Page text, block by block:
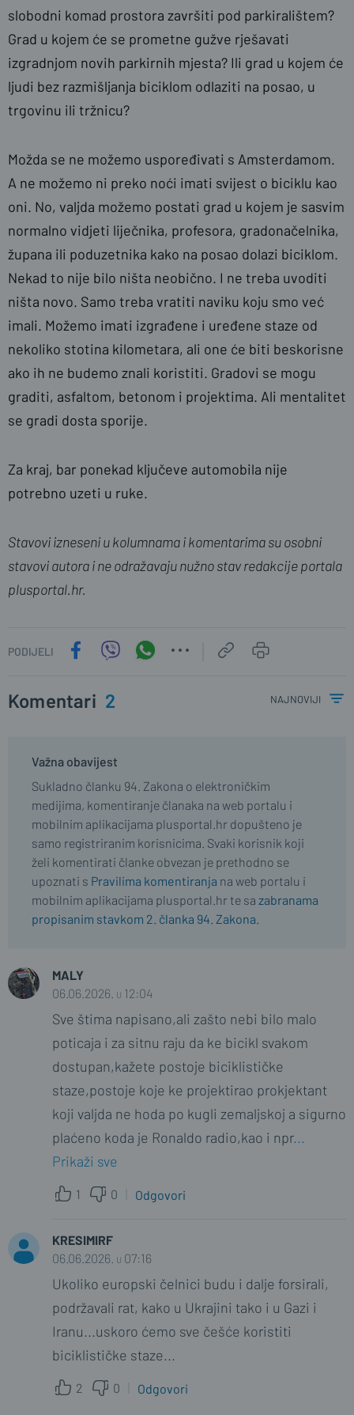
slobodni komad prostora završiti pod parkiralištem?
Grad u kojem će se prometne gužve rješavati
izgradnjom novih parkirnih mjesta? Ili grad u kojem će
ljudi bez razmišljanja biciklom odlaziti na posao, u
trgovinu ili tržnicu?
Možda se ne možemo uspoređivati s Amsterdamom.
A ne možemo ni preko noći imati svijest o biciklu kao
oni. No, valjda možemo postati grad u kojem je sasvim
normalno vidjeti liječnika, profesora, gradonačelnika,
župana ili poduzetnika kako na posao dolazi biciklom.
Nekad to nije bilo ništa neobično. I ne treba uvoditi
ništa novo. Samo treba vratiti naviku koju smo već
imali. Možemo imati izgrađene i uređene staze od
nekoliko stotina kilometara, ali one će biti beskorisne
ako ih ne budemo znali koristiti. Gradovi se mogu
graditi, asfaltom, betonom i projektima. Ali mentalitet
se gradi dosta sporije.
Za kraj, bar ponekad ključeve automobila nije
potrebno uzeti u ruke.
Stavovi izneseni u kolumnama i komentarima su osobni
stavovi autora i ne odražavaju nužno stav redakcije portala
plusportal.hr.
PODIJELI
Komentari 2 najnoviji
Važna obavijest
Sukladno članku 94. Zakona o elektroničkim
medijima, komentiranje članaka na web portalu i
mobilnim aplikacijama plusportal.hr dopušteno je
samo registriranim korisnicima. Svaki korisnik koji
želi komentirati članke obvezan je prethodno se
upoznati s Pravilima komentiranja na web portalu i
mobilnim aplikacijama plusportal.hr te sa zabranama
propisanim stavkom 2. članka 94. Zakona.
MALY
06.06.2026. u 12:04
Sve štima napisano,ali zašto nebi bilo malo
poticaja i za sitnu raju da ke bicikl svakom
dostupan,kažete postoje biciklističke
staze,postoje koje ke projektirao prokjektant
koji valjda ne hoda po kugli zemaljskoj a sigurno
plaćeno koda je Ronaldo radio,kao i npr...
Prikaži sve
1 0 Odgovori
KRESIMIRF
06.06.2026. u 07:16
Ukoliko europski čelnici budu i dalje forsirali,
podržavali rat, kako u Ukrajini tako i u Gazi i
Iranu...uskoro ćemo sve češće koristiti
biciklističke staze...
2 0 Odgovori